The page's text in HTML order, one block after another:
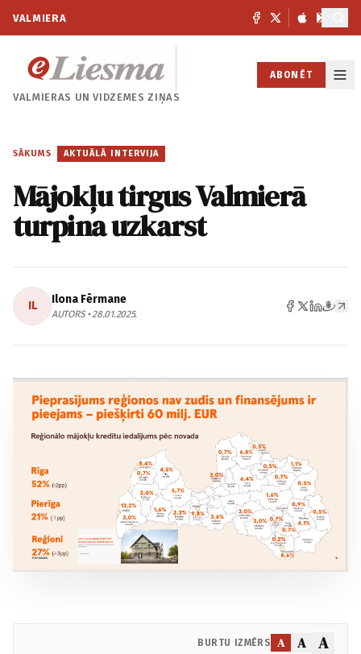
VALMIERA
VALMIERAS UNVIDZEMES ZIŅAS
ABONĒT
SĀKUMS / AKTUĀLĀ INTERVIJA
Mājokļu tirgus Valmierā
turpina uzkarst
IL Ilona Fērmane
AUTORS • 28.01.2025.
BURTU IZMĒRS A A A